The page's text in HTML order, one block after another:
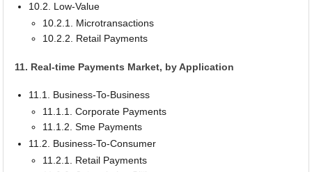
10.2. Low-Value
10.2.1. Microtransactions
10.2.2. Retail Payments
11. Real-time Payments Market, by Application
11.1. Business-To-Business
11.1.1. Corporate Payments
11.1.2. Sme Payments
11.2. Business-To-Consumer
11.2.1. Retail Payments